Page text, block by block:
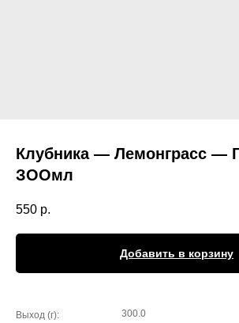
Клубника — Лемонграсс —
ЗООмл
550 р.
Добавить в корзину
Выход (г): 300.0